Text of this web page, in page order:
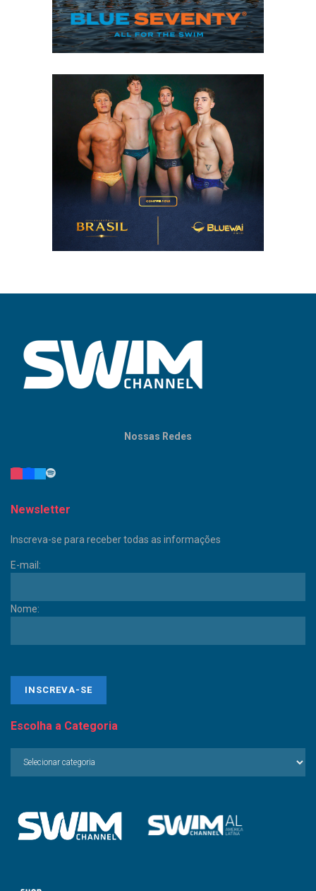
Nossas Redes
Newsletter
Inscreva-se para receber todas as informações
E-mail:
Nome:
Escolha a Categoria